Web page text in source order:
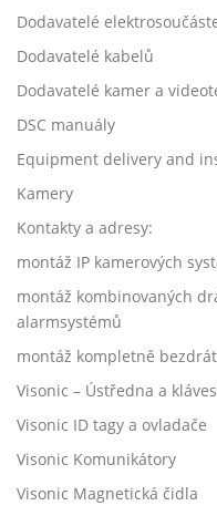
Dodavatelé
Dodavatelé kabelů
Dodavatelé kamer a
DSC manuály
Equipment delivery and
Kamery
Kontakty a adresy:
montáž IP kamerových
montáž kombinovaných
alarmsystémů
montáž kompletně
Visonic – Ústředna a
Visonic ID tagy a ovladače
Visonic Komunikátory
Visonic Magnetická čidla